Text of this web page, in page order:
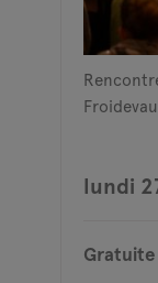
lundi